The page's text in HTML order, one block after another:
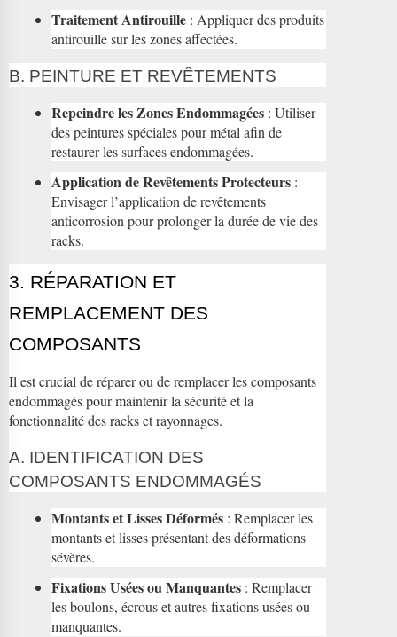
Traitement Antirouille : Appliquer des produits
antirouille sur les zones affectées.
B. PEINTURE ET REVÊTEMENTS
Repeindre les Zones Endommagées : Utiliser
des peintures spéciales pour métal afin de
restaurer les surfaces endommagées.
Application de Revêtements Protecteurs :
Envisager l’application de revêtements
anticorrosion pour prolonger la durée de vie des
racks.
3. RÉPARATION ET
REMPLACEMENT DES
COMPOSANTS
Il est crucial de réparer ou de remplacer les composants
endommagés pour maintenir la sécurité et la
fonctionnalité des racks et rayonnages.
A. IDENTIFICATION DES
COMPOSANTS ENDOMMAGÉS
Montants et Lisses Déformés : Remplacer les
montants et lisses présentant des déformations
sévères.
Fixations Usées ou Manquantes : Remplacer
les boulons, écrous et autres fixations usées ou
manquantes.